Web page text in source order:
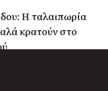
Η ταλαιπωρία
κρατούν στο